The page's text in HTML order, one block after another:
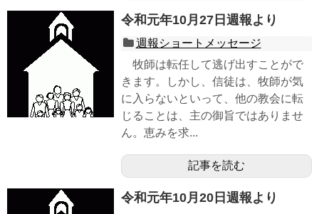
令和元年10月27日週報より
週報ショートメッセージ
牧師は転任して逃げ出すことがで
きます。しかし、信徒は、牧師が気
に入らないといって、他の教会に転
じることは、主の御旨ではありませ
ん。恵みを求...
記事を読む
令和元年10月20日週報より